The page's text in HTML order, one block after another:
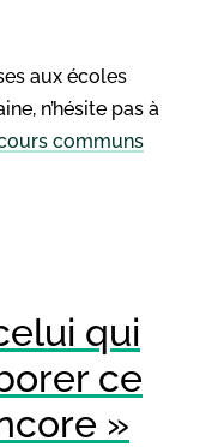
aux écoles
n’hésite pas à
communs
qui
ce
»